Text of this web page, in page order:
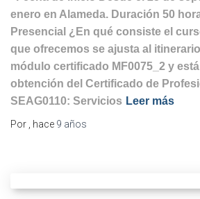
enero en Alameda. Duración 50
Presencial ¿En qué consiste el
que ofrecemos se ajusta al
módulo certificado MF0075_2 y
obtención del Certificado de
SEAG0110: Servicios Leer más
Por , hace 9 años